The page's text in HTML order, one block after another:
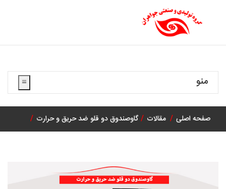
منو
صفحه اصلی مقالات گاوصندوق دو قلو ضد حریق و حرارت